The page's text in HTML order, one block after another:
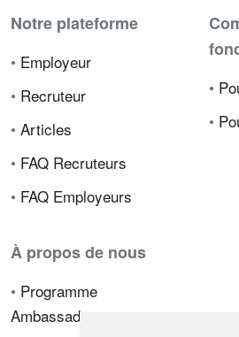
Notre plateforme
• Employeur
• Recruteur
• Articles
• FAQ Recruteurs
• FAQ Employeurs
•
•
À propos de nous
• Programme
Ambassadeur